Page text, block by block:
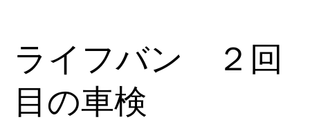
ライフバン ２回
目の車検